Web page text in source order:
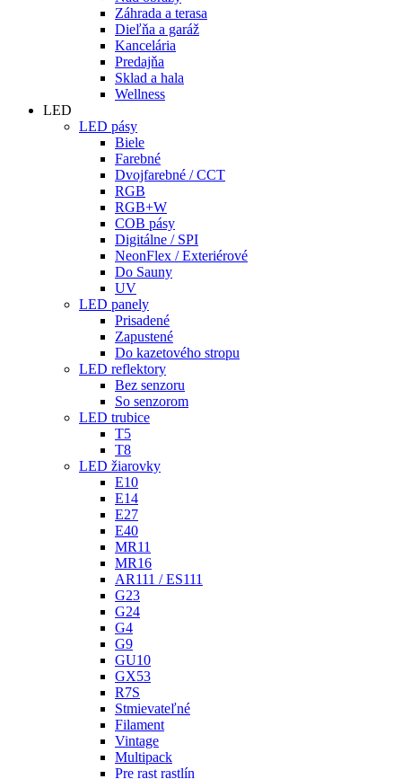
Záhrada a terasa
Dieľňa a garáž
Kancelária
Predajňa
Sklad a hala
Wellness
LED
LED pásy
Biele
Farebné
Dvojfarebné / CCT
RGB
RGB+W
COB pásy
Digitálne / SPI
NeonFlex / Exteriérové
Do Sauny
UV
LED panely
Prisadené
Zapustené
Do kazetového stropu
LED reflektory
Bez senzoru
So senzorom
LED trubice
T5
T8
LED žiarovky
E10
E14
E27
E40
MR11
MR16
AR111 / ES111
G23
G24
G4
G9
GU10
GX53
R7S
Stmievateľné
Filament
Vintage
Multipack
Pre rast rastlín